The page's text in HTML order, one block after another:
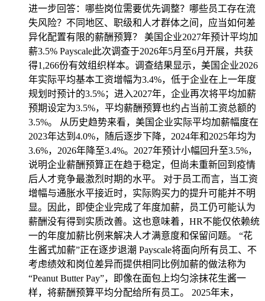
进一步回答：哪些岗位需要优先调整？哪些员工存在流
失风险？不同地区、职级和人才群体之间，应当如何差
异化配置有限的薪酬预算？ 美国企业2027年预计平均加
薪3.5% Payscale此次调查于2026年5月至6月开展，共获
得1,266份有效组织样本。调查结果显示，美国企业2026
年实际平均基本工资增幅为3.4%，低于企业在上一年度
规划时预计的3.5%；进入2027年，企业再次将平均加薪
预期设定为3.5%，平均薪酬预算也约占当前工资总额的
3.5%。 从历史趋势来看，美国企业实际平均加薪幅度在
2023年达到4.0%，随后逐步下降，2024年和2025年均为
3.6%，2026年降至3.4%。2027年预计小幅回升至3.5%，
说明企业薪酬预算正在趋于稳定，但尚未重新回到疫情
后人才竞争最激烈时期的水平。 对于员工而言，当工资
增幅与通胀水平接近时，实际购买力的提升可能并不明
显。因此，即使企业完成了年度加薪，员工仍可能认为
薪酬没有得到实质改善。这也意味着，HR不能仅依赖统
一的年度加薪比例来解决人才满意度和保留问题。 “花
生酱式加薪”正在逐步退潮 Payscale将面向所有员工、不
考虑绩效和岗位差异而提供相同比例加薪的做法称为
“Peanut Butter Pay”，即像在面包上均匀涂抹花生酱一
样，将薪酬预算平均分配给所有员工。 2025年末，